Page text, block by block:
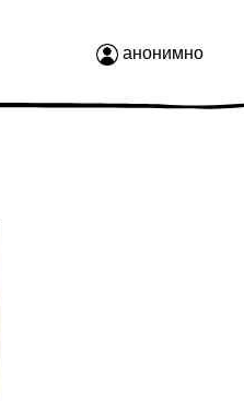
анонимно